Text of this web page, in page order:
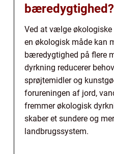
bæredygtighed?
Ved at vælge
en økologisk måde kan
bæredygtighed på flere
dyrkning reducerer
sprøjtemidler og
forureningen af jord,
fremmer økologisk
skaber et sundere og
landbrugssystem.